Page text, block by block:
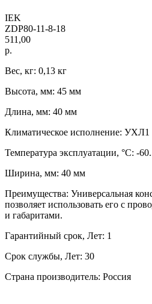
IEK
ZDP80-11-8-18
511,00
р.
Вес, кг: 0,13 кг
Высота, мм: 45 мм
Длина, мм: 40 мм
Климатическое исполнение: УХЛ1
Температура эксплуатации, °C: -
Ширина, мм: 40 мм
Преимущества: Универсальная
позволяет использовать его с
и габаритами.
Гарантийный срок, Лет: 1
Срок службы, Лет: 30
Страна производитель: Россия